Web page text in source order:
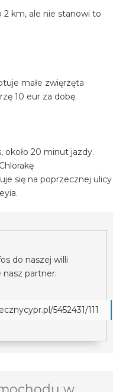
2 km, ale nie stanowi to
małe zwięrzęta
10 eur za dobę.
około 20 minut jazdy.
się na poprzecznej ulicy
do naszej willi
nasz partner.
5452431/111